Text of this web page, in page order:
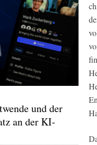
und der
an der KI-